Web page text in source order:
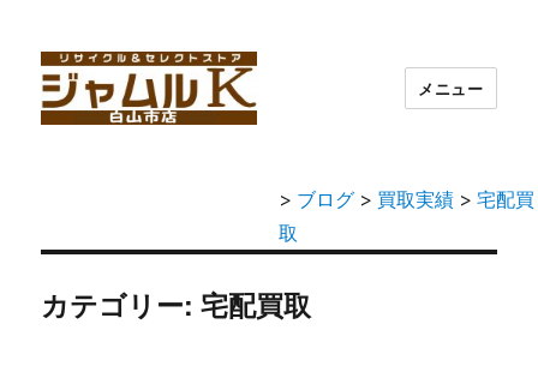
メニュー
> ブログ > 買取実績 > 宅配買
取
カテゴリー: 宅配買取